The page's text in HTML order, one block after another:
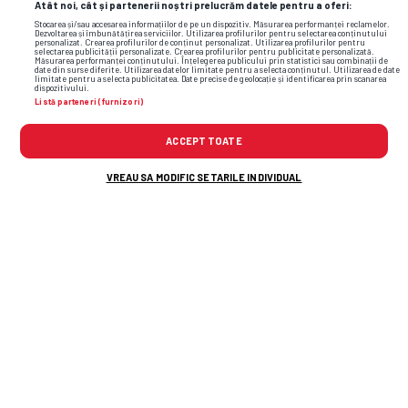
Atât noi, cât și partenerii noștri prelucrăm datele pentru a oferi:
Stocarea și/sau accesarea informațiilor de pe un dispozitiv. Măsurarea performanței reclamelor.
Dezvoltarea și îmbunătățirea serviciilor. Utilizarea profilurilor pentru selectarea conținutului
personalizat. Crearea profilurilor de conținut personalizat. Utilizarea profilurilor pentru
selectarea publicității personalizate. Crearea profilurilor pentru publicitate personalizată.
Măsurarea performanței conținutului. Înțelegerea publicului prin statistici sau combinații de
date din surse diferite. Utilizarea datelor limitate pentru a selecta conținutul. Utilizarea de date
limitate pentru a selecta publicitatea. Date precise de geolocație și identificarea prin scanarea
dispozitivului.
Listă parteneri (furnizori)
ACCEPT TOATE
VREAU SA MODIFIC SETARILE INDIVIDUAL